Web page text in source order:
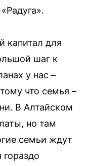
капитал для
шаг к
у нас –
что семья –
В Алтайском
но там
семьи ждут
гораздо